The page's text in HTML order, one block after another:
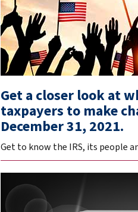
Get a closer look at
taxpayers to make
December 31, 2021.
Get to know the IRS, its people